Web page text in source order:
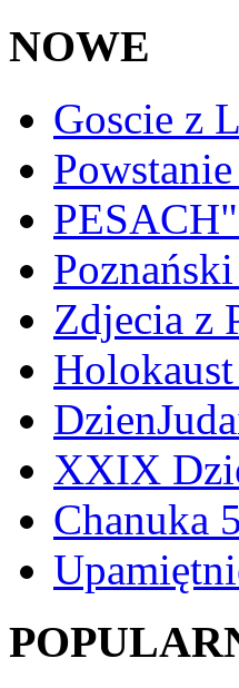
NOWE
Goscie z
Zdjecia z
XXIX
Chanuka